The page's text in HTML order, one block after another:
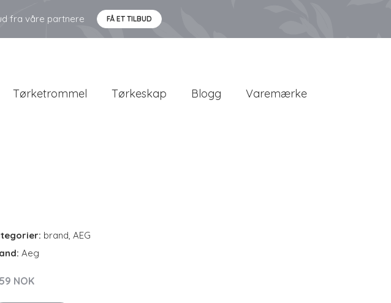
fra våre partnere FÅ ET TILBUD
Tørketrommel Tørkeskap Blogg Varemærke
brand, AEG
Aeg
NOK